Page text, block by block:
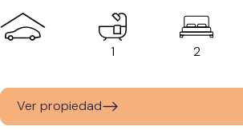
1 2
Ver propiedad